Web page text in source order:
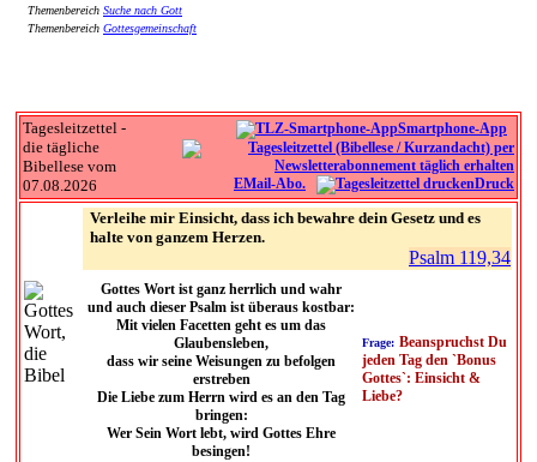
Themenbereich Suche nach Gott
Themenbereich Gottesgemeinschaft
Tagesleitzettel -
die tägliche
Bibellese vom
07.08.2026
Smartphone-App
EMail-Abo. Druck
Verleihe mir Einsicht, dass ich bewahre dein Gesetz und es
halte von ganzem Herzen.
Psalm 119,34
Gottes Wort ist ganz herrlich und wahr
und auch dieser Psalm ist überaus kostbar:
Mit vielen Facetten geht es um das
Glaubensleben,
dass wir seine Weisungen zu befolgen
erstreben
Die Liebe zum Herrn wird es an den Tag
bringen:
Wer Sein Wort lebt, wird Gottes Ehre
besingen!
Frage: Beanspruchst Du
jeden Tag den `Bonus
Gottes`: Einsicht &
Liebe?